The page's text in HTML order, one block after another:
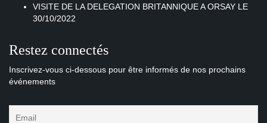
VISITE DE LA DELEGATION BRITANNIQUE A ORSAY LE
30/10/2022
Restez connectés
Inscrivez-vous ci-dessous pour être informés de nos prochains
événements